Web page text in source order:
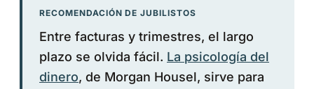
RECOMENDACIÓN DE JUBILISTOS
Entre facturas y trimestres, el largo
plazo se olvida fácil. La psicología del
dinero, de Morgan Housel, sirve para